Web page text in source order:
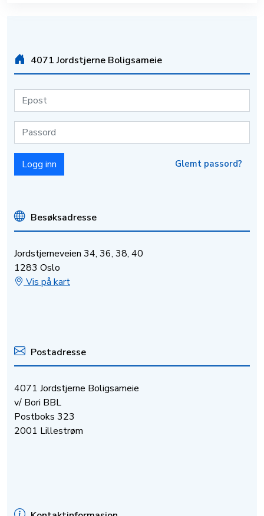
4071 Jordstjerne Boligsameie
Glemt passord?
Besøksadresse
Jordstjerneveien 34, 36, 38, 40
1283 Oslo
Vis på kart
Postadresse
4071 Jordstjerne Boligsameie
v/ Bori BBL
Postboks 323
2001 Lillestrøm